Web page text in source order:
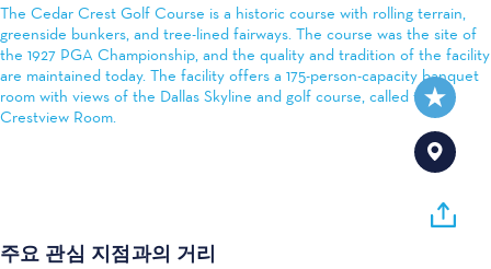
The Cedar Crest Golf Course is a historic course with rolling terrain,
greenside bunkers, and tree-lined fairways. The course was the site of
the 1927 PGA Championship, and the quality and tradition of the facility
are maintained today. The facility offers a 175-person-capacity banquet
room with views of the Dallas Skyline and golf course, called the
Crestview Room.
주요 관심 지점과의 거리